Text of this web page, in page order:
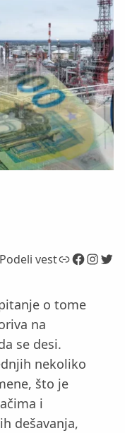
Podeli vestLink Facebook InstagramTwitter
o tome
na
se desi.
nekoliko
što je
i
dešavanja,